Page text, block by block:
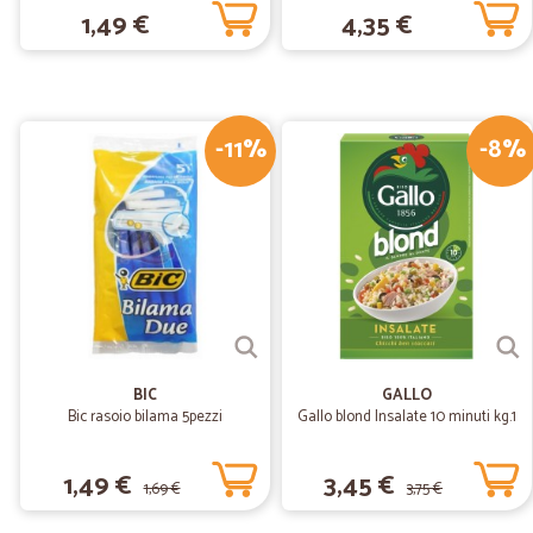
1,49 € 4,35 €
-11%
BIC
Bic rasoio bilama 5pezzi
1,49 € 1,69 €
-8%
GALLO
Gallo blond Insalate 10 minuti kg.1
3,45 € 3,75 €